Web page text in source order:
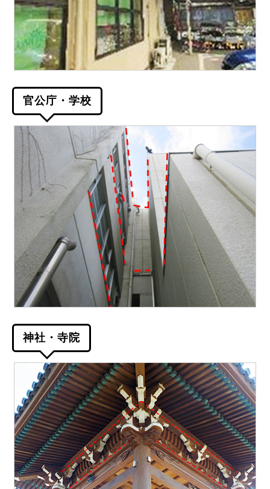
官公庁・学校
神社・寺院